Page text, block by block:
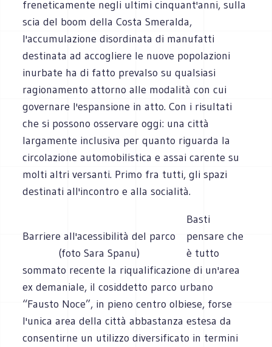
freneticamente negli ultimi cinquant'anni, sulla
scia del boom della Costa Smeralda,
l'accumulazione disordinata di manufatti
destinata ad accogliere le nuove popolazioni
inurbate ha di fatto prevalso su qualsiasi
ragionamento attorno alle modalità con cui
governare l'espansione in atto. Con i risultati
che si possono osservare oggi: una città
largamente inclusiva per quanto riguarda la
circolazione automobilistica e assai carente su
molti altri versanti. Primo fra tutti, gli spazi
destinati all'incontro e alla socialità.
Barriere all'acessibilità del parco
(foto Sara Spanu)
Basti
pensare che
è tutto
sommato recente la riqualificazione di un'area
ex demaniale, il cosiddetto parco urbano
“Fausto Noce”, in pieno centro olbiese, forse
l'unica area della città abbastanza estesa da
consentirne un utilizzo diversificato in termini